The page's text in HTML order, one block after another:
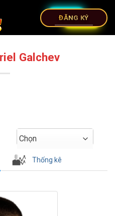
ĐĂNG KÝ
Galchev
Chọn
Thống kê